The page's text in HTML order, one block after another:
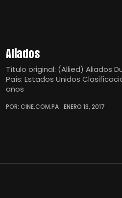
Aliados
Título original: (Allied) Aliados
País: Estados Unidos
años
POR: CINE.COM.PA ENERO 13, 2017